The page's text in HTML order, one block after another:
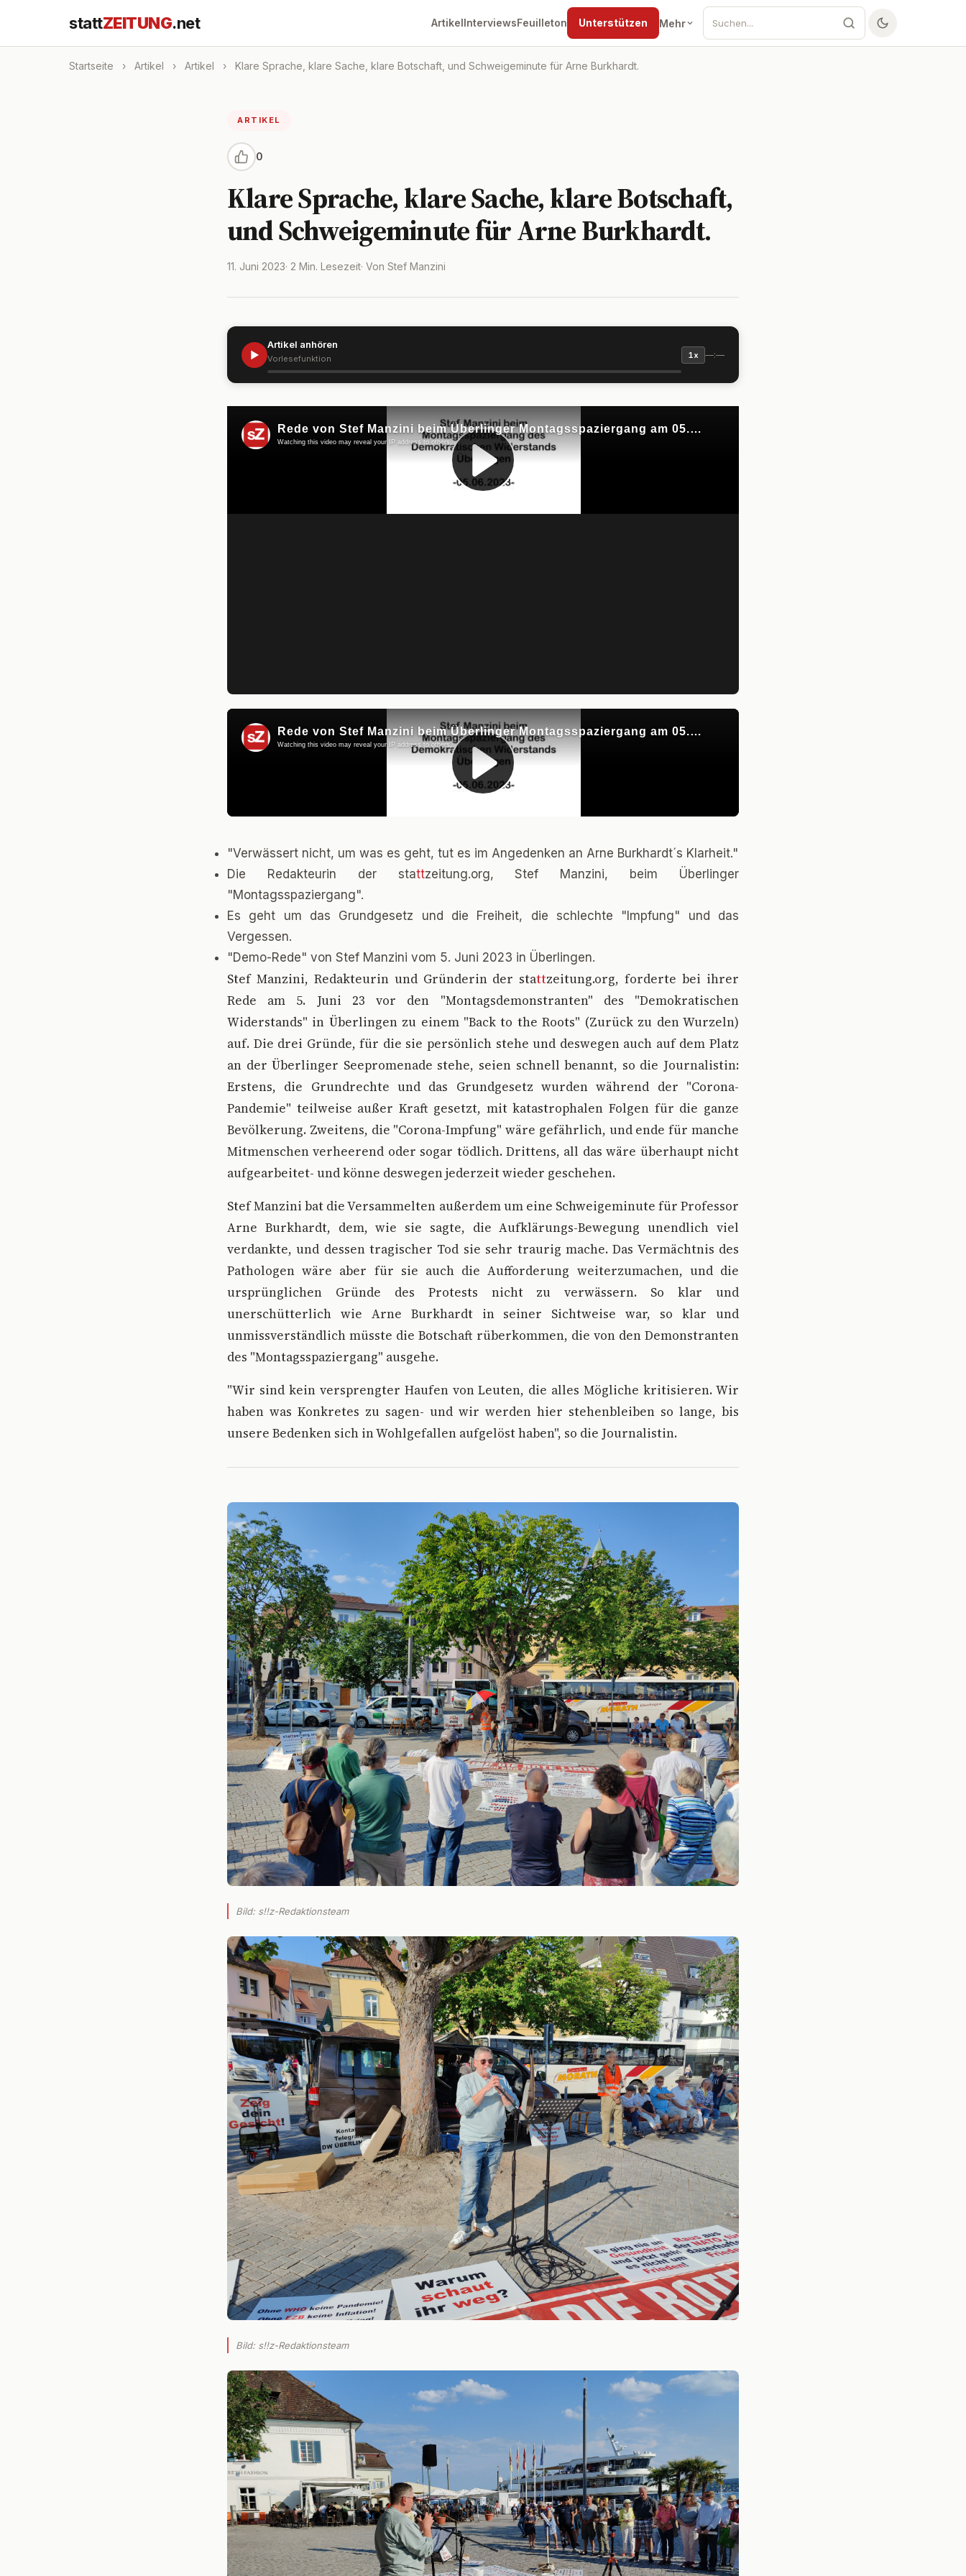
stattZEITUNG.net ArtikelInterviewsFeuilleton Unterstützen Mehr
Startseite › Artikel › Artikel › Klare Sprache, klare Sache, klare Botschaft, und Schweigeminute für Arne Burkhardt.
ARTIKEL
0
Klare Sprache, klare Sache, klare Botschaft,
und Schweigeminute für Arne Burkhardt.
11. Juni 2023· 2 Min. Lesezeit· Von Stef Manzini
▶
Artikel anhören
Vorlesefunktion 1x —:—
"Verwässert nicht, um was es geht, tut es im Angedenken an Arne Burkhardt´s Klarheit."
Die Redakteurin der stattzeitung.org, Stef Manzini, beim Überlinger
"Montagsspaziergang".
Es geht um das Grundgesetz und die Freiheit, die schlechte "Impfung" und das
Vergessen.
"Demo-Rede" von Stef Manzini vom 5. Juni 2023 in Überlingen.
Stef Manzini, Redakteurin und Gründerin der stattzeitung.org, forderte bei ihrer
Rede am 5. Juni 23 vor den "Montagsdemonstranten" des "Demokratischen
Widerstands" in Überlingen zu einem "Back to the Roots" (Zurück zu den Wurzeln)
auf. Die drei Gründe, für die sie persönlich stehe und deswegen auch auf dem Platz
an der Überlinger Seepromenade stehe, seien schnell benannt, so die Journalistin:
Erstens, die Grundrechte und das Grundgesetz wurden während der "Corona-
Pandemie" teilweise außer Kraft gesetzt, mit katastrophalen Folgen für die ganze
Bevölkerung. Zweitens, die "Corona-Impfung" wäre gefährlich, und ende für manche
Mitmenschen verheerend oder sogar tödlich. Drittens, all das wäre überhaupt nicht
aufgearbeitet- und könne deswegen jederzeit wieder geschehen.
Stef Manzini bat die Versammelten außerdem um eine Schweigeminute für Professor
Arne Burkhardt, dem, wie sie sagte, die Aufklärungs-Bewegung unendlich viel
verdankte, und dessen tragischer Tod sie sehr traurig mache. Das Vermächtnis des
Pathologen wäre aber für sie auch die Aufforderung weiterzumachen, und die
ursprünglichen Gründe des Protests nicht zu verwässern. So klar und
unerschütterlich wie Arne Burkhardt in seiner Sichtweise war, so klar und
unmissverständlich müsste die Botschaft rüberkommen, die von den Demonstranten
des "Montagsspaziergang" ausgehe.
"Wir sind kein versprengter Haufen von Leuten, die alles Mögliche kritisieren. Wir
haben was Konkretes zu sagen- und wir werden hier stehenbleiben so lange, bis
unsere Bedenken sich in Wohlgefallen aufgelöst haben", so die Journalistin.
Bild: s!!z-Redaktionsteam
Bild: s!!z-Redaktionsteam